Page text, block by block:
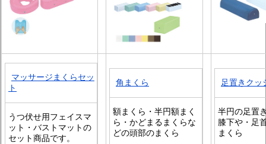
マッサージまくらセッ
ト
うつ伏せ用フェイスマ
ット・バストマットの
セット商品です。
角まくら
額まくら・半円額まく
ら・かどまるまくらな
どの頭部のまくら
足置きクッ
半円の足置
膝下や・足
まくら